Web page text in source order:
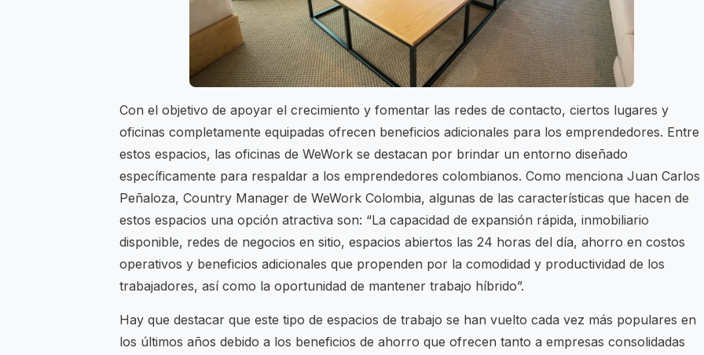
Con el objetivo de apoyar el crecimiento y fomentar las redes de contacto, ciertos lugares y
oficinas completamente equipadas ofrecen beneficios adicionales para los emprendedores. Entre
estos espacios, las oficinas de WeWork se destacan por brindar un entorno diseñado
específicamente para respaldar a los emprendedores colombianos. Como menciona Juan Carlos
Peñaloza, Country Manager de WeWork Colombia, algunas de las características que hacen de
estos espacios una opción atractiva son: “La capacidad de expansión rápida, inmobiliario
disponible, redes de negocios en sitio, espacios abiertos las 24 horas del día, ahorro en costos
operativos y beneficios adicionales que propenden por la comodidad y productividad de los
trabajadores, así como la oportunidad de mantener trabajo híbrido”.
Hay que destacar que este tipo de espacios de trabajo se han vuelto cada vez más populares en
los últimos años debido a los beneficios de ahorro que ofrecen tanto a empresas consolidadas